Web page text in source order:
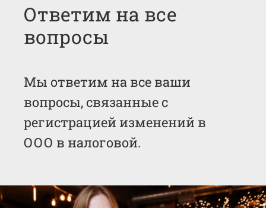
Ответим на все
вопросы
Мы ответим на все ваши
вопросы, связанные с
регистрацией изменений в
ООО в налоговой.